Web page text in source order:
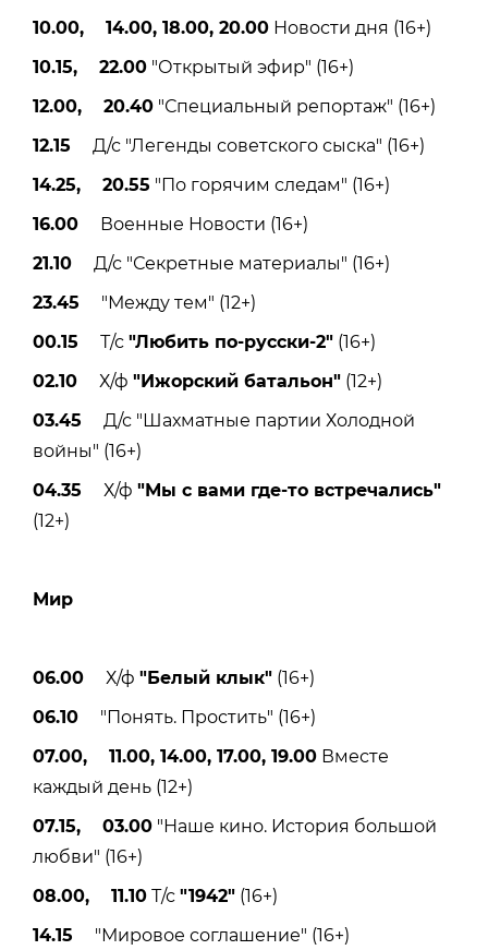
10.00, 14.00, 18.00, 20.00 Новости дня (16+)
10.15, 22.00 "Открытый эфир" (16+)
12.00, 20.40 "Специальный репортаж" (16+)
12.15 Д/с "Легенды советского сыска" (16+)
14.25, 20.55 "По горячим следам" (16+)
16.00 Военные Новости (16+)
21.10 Д/с "Секретные материалы" (16+)
23.45 "Между тем" (12+)
00.15 Т/с "Любить по-русски-2" (16+)
02.10 Х/ф "Ижорский батальон" (12+)
03.45 Д/с "Шахматные партии Холодной
войны" (16+)
04.35 Х/ф "Мы с вами где-то встречались"
(12+)
Мир
06.00 Х/ф "Белый клык" (16+)
06.10 "Понять. Простить" (16+)
07.00, 11.00, 14.00, 17.00, 19.00 Вместе
каждый день (12+)
07.15, 03.00 "Наше кино. История большой
любви" (16+)
08.00, 11.10 Т/с "1942" (16+)
14.15 "Мировое соглашение" (16+)